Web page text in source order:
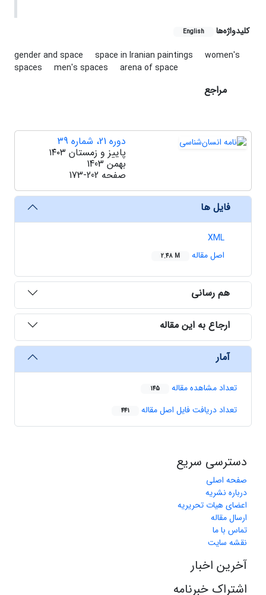
کلیدواژه‌ها English
gender and space space in Iranian paintings
women's
spaces
men's spaces arena of space
مراجع
دوره 21، شماره 39
پاییز و زمستان ۱۴۰۳
بهمن 1403
صفحه 173-202
فایل ها
XML
اصل مقاله
2.48 M
هم رسانی
ارجاع به این مقاله
آمار
تعداد مشاهده مقاله 145
تعداد دریافت فایل اصل مقاله 441
دسترسی سریع
صفحه اصلی
درباره نشریه
اعضای هیات تحریریه
ارسال مقاله
تماس با ما
نقشه سایت
آخرین اخبار
اشتراک خبرنامه